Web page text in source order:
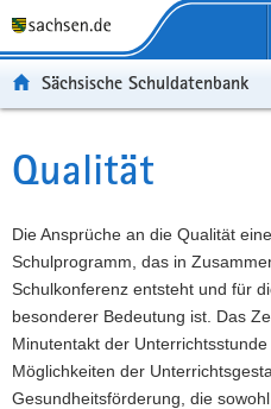
t
ü
e
r
g
r
e
i
f
r
l
a
v
i
g
a
t
i
a
t
n
h
a
l
t
W
t
r
e
I
n
f
o
r
r
i
c
e
Portalübergreifende
Sächsische Schuldatenbank
Hauptinhalt
Qualität
Die Ansprüche an die Qualität
Schulprogramm, das in
Schulkonferenz entsteht und für
besonderer Bedeutung ist. Das
Minutentakt der
Möglichkeiten der
Gesundheitsförderung, die